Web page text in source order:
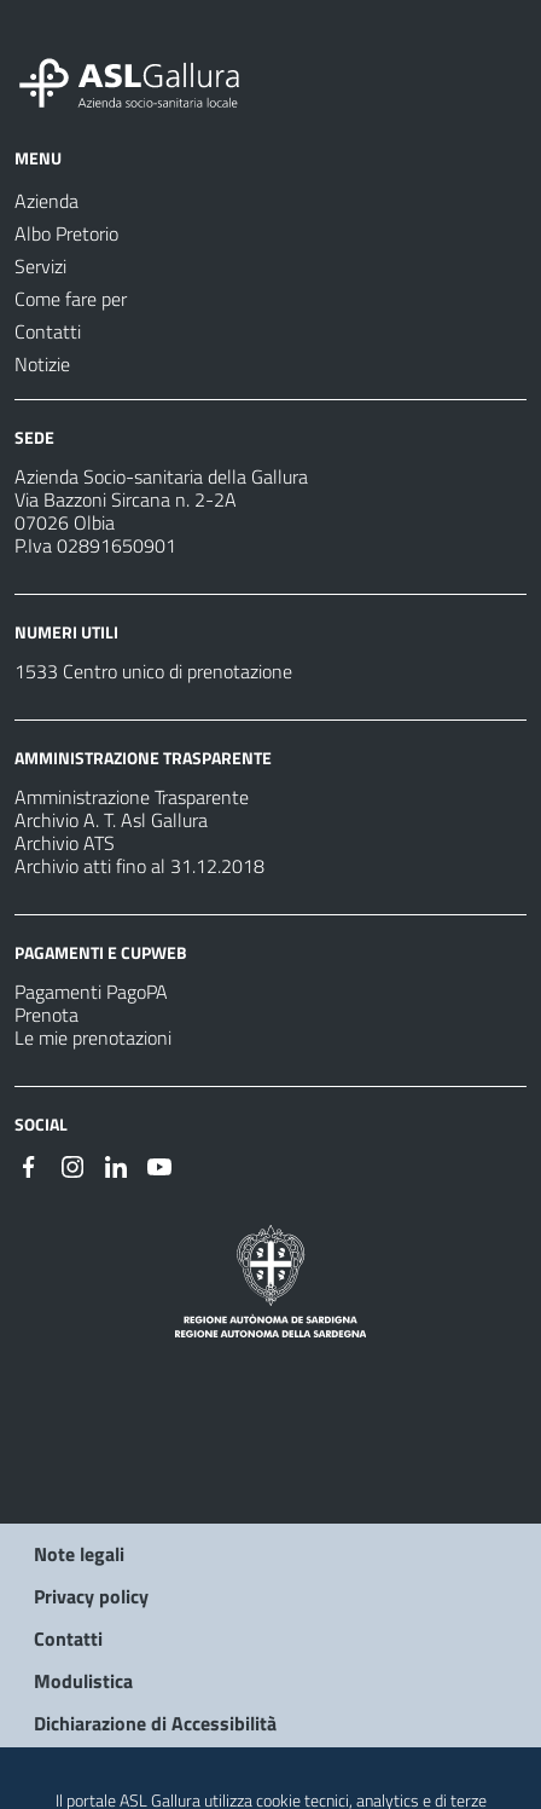
MENU
Azienda
Albo Pretorio
Servizi
Come fare per
Contatti
Notizie
SEDE
Azienda Socio-sanitaria della Gallura
Via Bazzoni Sircana n. 2-2A
07026 Olbia
P.Iva 02891650901
NUMERI UTILI
1533 Centro unico di prenotazione
AMMINISTRAZIONE TRASPARENTE
Amministrazione Trasparente
Archivio A. T. Asl Gallura
Archivio ATS
Archivio atti fino al 31.12.2018
PAGAMENTI E CUPWEB
Pagamenti PagoPA
Prenota
Le mie prenotazioni
SOCIAL
Note legali
Privacy policy
Contatti
Modulistica
Dichiarazione di Accessibilità
Il portale ASL Gallura utilizza cookie tecnici, analytics e di terze